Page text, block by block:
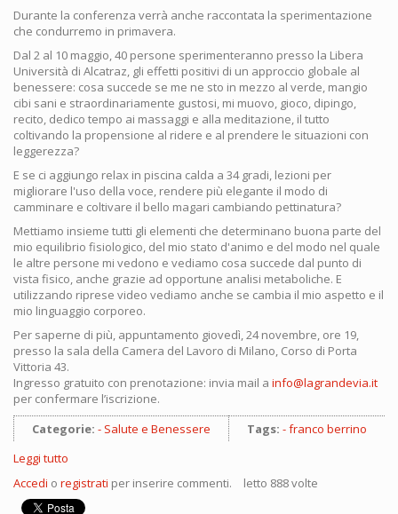
Durante la conferenza verrà anche raccontata la sperimentazione
che condurremo in primavera.
Dal 2 al 10 maggio, 40 persone sperimenteranno presso la Libera
Università di Alcatraz, gli effetti positivi di un approccio globale al
benessere: cosa succede se me ne sto in mezzo al verde, mangio
cibi sani e straordinariamente gustosi, mi muovo, gioco, dipingo,
recito, dedico tempo ai massaggi e alla meditazione, il tutto
coltivando la propensione al ridere e al prendere le situazioni con
leggerezza?
E se ci aggiungo relax in piscina calda a 34 gradi, lezioni per
migliorare l'uso della voce, rendere più elegante il modo di
camminare e coltivare il bello magari cambiando pettinatura?
Mettiamo insieme tutti gli elementi che determinano buona parte del
mio equilibrio fisiologico, del mio stato d'animo e del modo nel quale
le altre persone mi vedono e vediamo cosa succede dal punto di
vista fisico, anche grazie ad opportune analisi metaboliche. E
utilizzando riprese video vediamo anche se cambia il mio aspetto e il
mio linguaggio corporeo.
Per saperne di più, appuntamento giovedì, 24 novembre, ore 19,
presso la sala della Camera del Lavoro di Milano, Corso di Porta
Vittoria 43.
Ingresso gratuito con prenotazione: invia mail a info@lagrandevia.it
per confermare l’iscrizione.
Categorie:
Salute e Benessere Tags:
franco berrino
Leggi tutto
e
salute:
Accedi o registrati per inserire commenti. letto 888 volte